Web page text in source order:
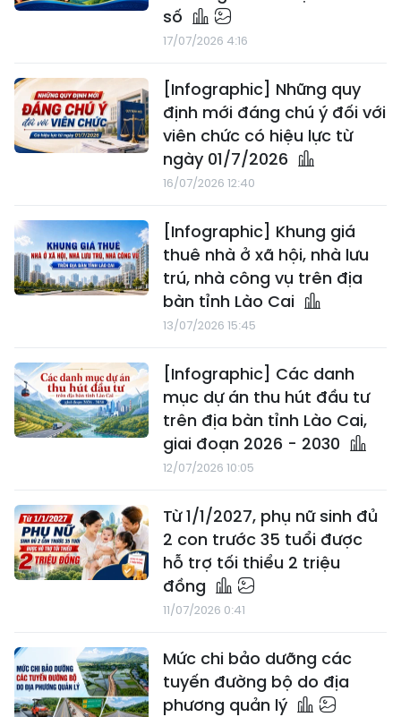
số
17/07/2026 4:16
[Infographic] Những quy
định mới đáng chú ý đối với
viên chức có hiệu lực từ
ngày 01/7/2026
16/07/2026 12:40
[Infographic] Khung giá
thuê nhà ở xã hội, nhà lưu
trú, nhà công vụ trên địa
bàn tỉnh Lào Cai
13/07/2026 15:45
[Infographic] Các danh
mục dự án thu hút đầu tư
trên địa bàn tỉnh Lào Cai,
giai đoạn 2026 - 2030
12/07/2026 10:05
Từ 1/1/2027, phụ nữ sinh đủ
2 con trước 35 tuổi được
hỗ trợ tối thiểu 2 triệu
đồng
11/07/2026 0:41
Mức chi bảo dưỡng các
tuyến đường bộ do địa
phương quản lý